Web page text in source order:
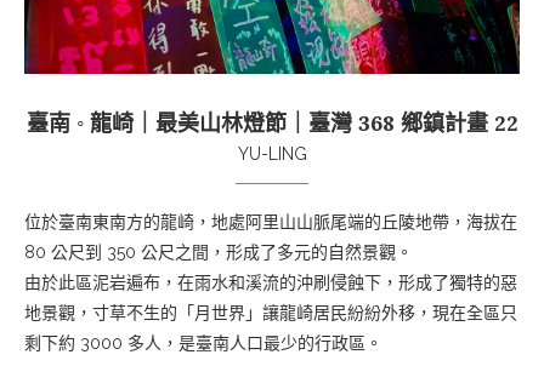
臺南 ◦ 龍崎｜最美山林燈節｜臺灣 368 鄉鎮計畫 22
YU-LING
位於臺南東南方的龍崎，地處阿里山山脈尾端的丘陵地帶，海拔在
80 公尺到 350 公尺之間，形成了多元的自然景觀。
由於此區泥岩遍布，在雨水和溪流的沖刷侵蝕下，形成了獨特的惡
地景觀，寸草不生的「月世界」讓龍崎居民紛紛外移，現在全區只
剩下約 3000 多人，是臺南人口最少的行政區。